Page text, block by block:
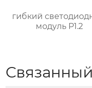
гибкий
модуль P1.2
Связанный